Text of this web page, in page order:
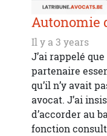
Autonomie
Il y a 3 years
J’ai rappelé
partenaire
qu’il n’y avait
avocat. J’ai
d’accorder au
fonction